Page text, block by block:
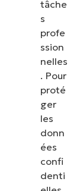
tâche
s
profe
ssion
nelles
. Pour
proté
ger
les
donn
ées
confi
denti